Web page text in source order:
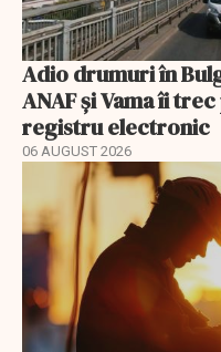
Adio drumuri în
ANAF și Vama îi
registru electronic
06 AUGUST 2026